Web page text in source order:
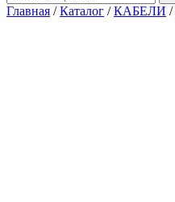
Главная /Каталог /КАБЕЛИ /